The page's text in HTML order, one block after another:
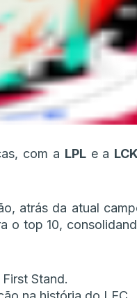
com a LPLe a LCK
atrás da atual
o top 10,
Stand.